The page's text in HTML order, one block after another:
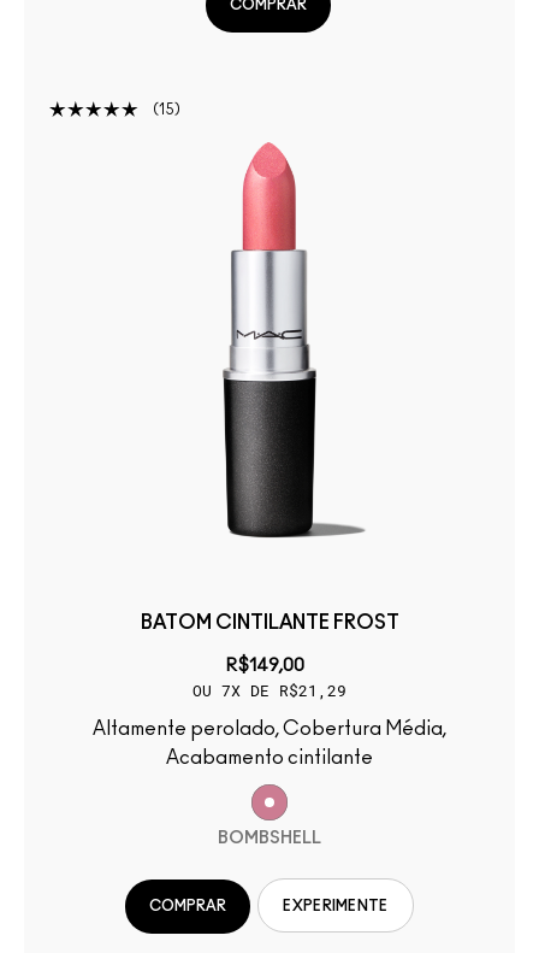
COMPRAR
15
BATOM CINTILANTE FROST
R$149,00
OU 7X DE R$21,29
Altamente perolado, Cobertura Média,
Acabamento cintilante
BOMBSHELL
COMPRAR EXPERIMENTE